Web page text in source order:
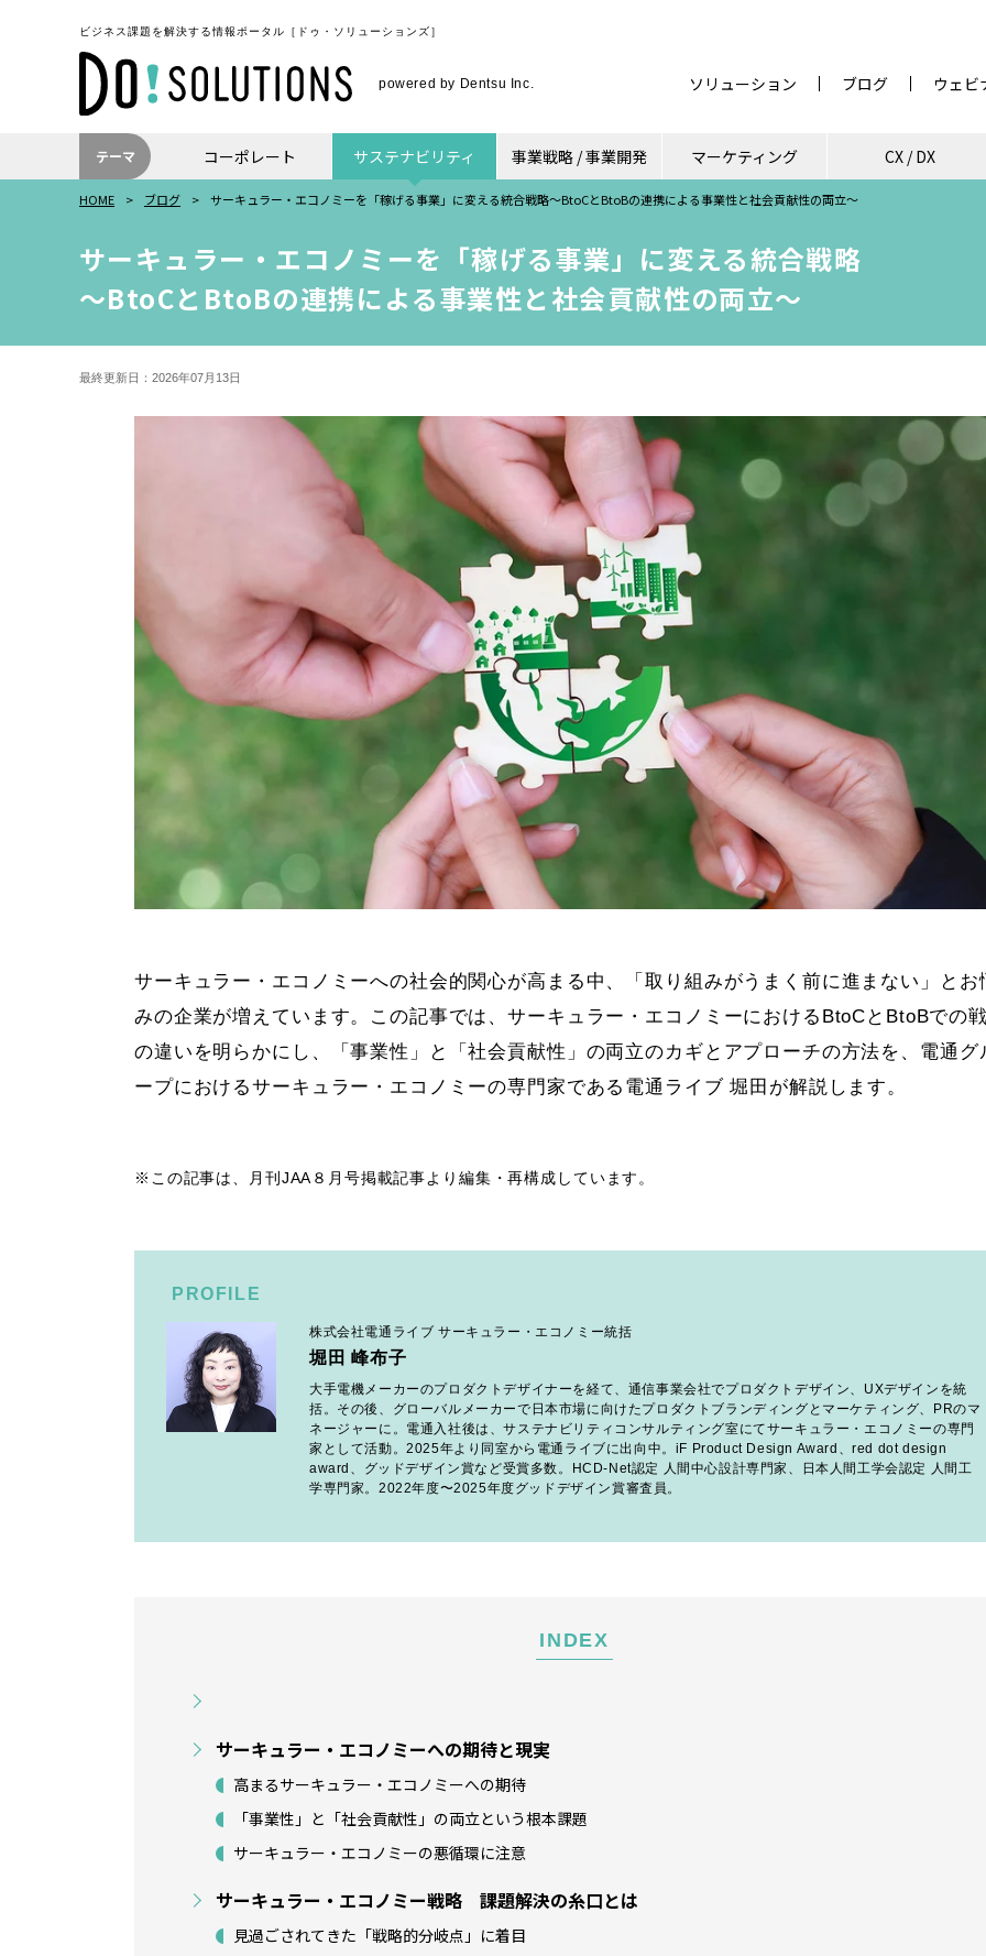
ビジネス課題を解決する情報ポータル ［ドゥ・ソリューションズ］
powered by Dentsu Inc. ソリューション ブログ ウェビ
テーマ コーポレート サステナビリティ 事業戦略 / 事業開発 マーケティング CX / DX
HOME ブログ サーキュラー・エコノミーを「稼げる事業」に変える統合戦略〜BtoCとBtoBの連携による事業性と社会貢献性の両立〜
サーキュラー・エコノミーを「稼げる事業」に変える統合戦略
〜BtoCとBtoBの連携による事業性と社会貢献性の両立〜
最終更新日：2026年07月13日
サーキュラー・エコノミーへの社会的関心が高まる中、「取り組みがうまく前に進まない」とお
みの企業が増えています。この記事では、サーキュラー・エコノミーにおけるBtoCとBtoBでの
の違いを明らかにし、「事業性」と「社会貢献性」の両立のカギとアプローチの方法を、電通グ
ープにおけるサーキュラー・エコノミーの専門家である電通ライブ 堀田が解説します。
※この記事は、月刊JAA８月号掲載記事より編集・再構成しています。
PROFILE
株式会社電通ライブ サーキュラー・エコノミー統括
堀田 峰布子
大手電機メーカーのプロダクトデザイナーを経て、通信事業会社でプロダクトデザイン、UXデザインを統
括。その後、グローバルメーカーで日本市場に向けたプロダクトブランディングとマーケティング、PRのマ
ネージャーに。電通入社後は、サステナビリティコンサルティング室にてサーキュラー・エコノミーの専門
家として活動。2025年より同室から電通ライブに出向中。iF Product Design Award、red dot design
award、グッドデザイン賞など受賞多数。HCD-Net認定 人間中心設計専門家、日本人間工学会認定 人間工
学専門家。2022年度〜2025年度グッドデザイン賞審査員。
INDEX
サーキュラー・エコノミーへの期待と現実
高まるサーキュラー・エコノミーへの期待
「事業性」と「社会貢献性」の両立という根本課題
サーキュラー・エコノミーの悪循環に注意
サーキュラー・エコノミー戦略 課題解決の糸口とは
見過ごされてきた「戦略的分岐点」に着目